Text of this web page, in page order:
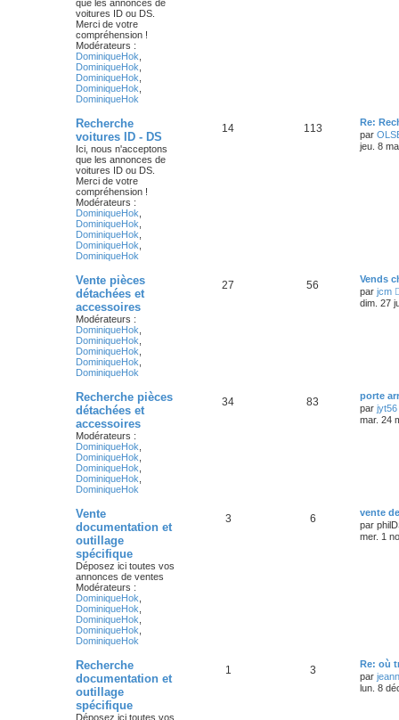
que les annonces de
voitures ID ou DS.
Merci de votre
compréhension !
Modérateurs :
DominiqueHok
DominiqueHok
DominiqueHok
DominiqueHok
DominiqueHok
Recherche
voitures ID - DS
Ici, nous n'acceptons
que les annonces de
voitures ID ou DS.
Merci de votre
compréhension !
Modérateurs :
DominiqueHok
DominiqueHok
DominiqueHok
DominiqueHok
DominiqueHok
14 113
Re:
par
jeu. 8
Vente pièces
détachées et
accessoires
Modérateurs :
DominiqueHok
DominiqueHok
DominiqueHok
DominiqueHok
DominiqueHok
27 56
Vends
par jcm
dim. 27
Recherche pièces
détachées et
accessoires
Modérateurs :
DominiqueHok
DominiqueHok
DominiqueHok
DominiqueHok
DominiqueHok
34 83
porte
par jyt56
mar. 24
Vente
documentation et
outillage
spécifique
Déposez ici toutes vos
annonces de ventes
Modérateurs :
DominiqueHok
DominiqueHok
DominiqueHok
DominiqueHok
DominiqueHok
3 6
vente
par
mer. 1
Recherche
documentation et
outillage
spécifique
Déposez ici toutes vos
1 3
Re: où
par
lun. 8